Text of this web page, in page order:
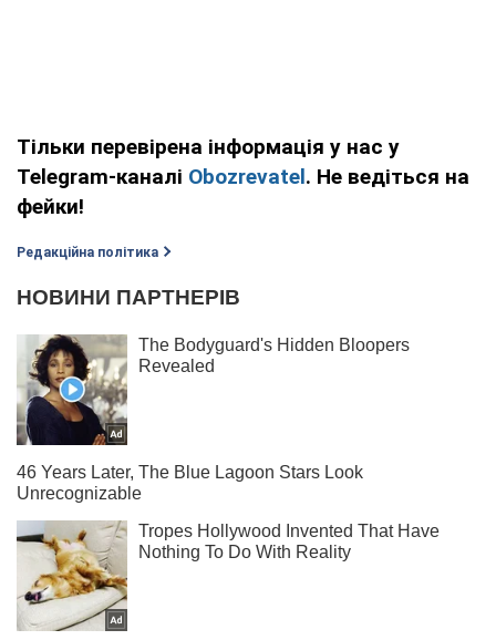
Тільки перевірена інформація у нас у
Telegram-каналі Obozrevatel. Не ведіться на
фейки!
Редакційна політика